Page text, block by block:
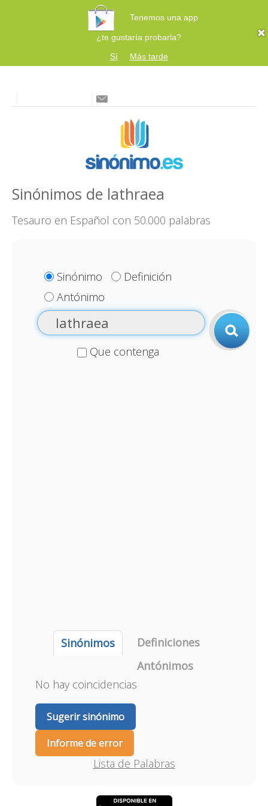
Tenemos una app
¿te gustaría probarla?
Sí
Más tarde
Sinónimos de lathraea
Tesauro en Español con 50.000 palabras
Sinónimo
Definición
Antónimo
Que contenga
Sinónimos
Definiciones
Antónimos
No hay coincidencias
Sugerir sinónimo
Informe de error
Lista de Palabras